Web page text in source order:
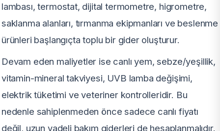
lambası, termostat, dijital termometre, higrometre,
saklanma alanları, tırmanma ekipmanları ve beslenme
ürünleri başlangıçta toplu bir gider oluşturur.
Devam eden maliyetler ise canlı yem, sebze/yeşillik,
vitamin-mineral takviyesi, UVB lamba değişimi,
elektrik tüketimi ve veteriner kontrolleridir. Bu
nedenle sahiplenmeden önce sadece canlı fiyatı
değil, uzun vadeli bakım giderleri de hesaplanmalıdır.